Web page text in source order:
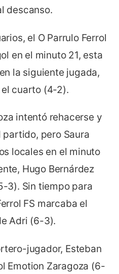
descanso.
el O Parrulo Ferrol
en el minuto 21, esta
la siguiente jugada,
cuarto (4-2).
intentó rehacerse y
pero Saura
locales en el minuto
Hugo Bernárdez
3). Sin tiempo para
FS marcaba el
Adri (6-3).
jugador, Esteban
Emotion Zaragoza (6-